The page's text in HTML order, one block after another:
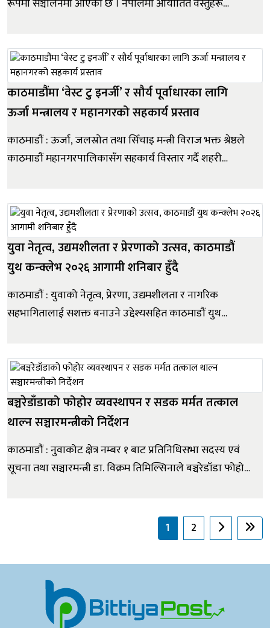
वस्तुको मूल्य तथा आपूर्तिमा अनिश्चितता रहने गरेको छ ।
चाइनाबजारले उपभोक...
काठमाडौंमा ‘वेस्ट टु इनर्जी’ र सौर्य पूर्वाधारका लागि
ऊर्जा मन्त्रालय र महानगरको सहकार्य प्रस्ताव
काठमाडौं : ऊर्जा, जलस्रोत तथा सिँचाइ मन्त्री विराज भक्त श्रेष्ठले
काठमाडौं महानगरपालिकासँग सहकार्य विस्तार गर्दै शहरी
बिहीबार मन्त्रालयमा काठमाडौं महानगरपालिकाकी क...
युवा नेतृत्व, उद्यमशीलता र प्रेरणाको उत्सव, काठमाडौं
युथ कन्क्लेभ २०२६ आगामी शनिबार हुँदै
काठमाडौं : युवाको नेतृत्व, प्रेरणा, उद्यमशीलता र नागरिक
सहभागितालाई सशक्त बनाउने उद्देश्यसहित काठमाडौं युथ
सम्मान’ मूल नारासहित आगामी साउन १६ गते शनिबार
राजधानीको कमलादीस्थित न...
बञ्चरेडाँडाको फोहोर व्यवस्थापन र सडक मर्मत तत्काल
थाल्न सञ्चारमन्त्रीको निर्देशन
काठमाडौं : नुवाकोट क्षेत्र नम्बर १ बाट प्रतिनिधिसभा सदस्य एवं
सूचना तथा सञ्चारमन्त्री डा. विक्रम तिमिल्सिनाले बञ्चरेडाँडा फोहोर
1 2